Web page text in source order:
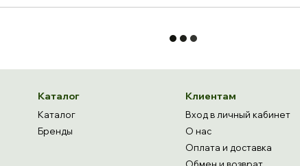
Каталог
Каталог
Бренды
Клиентам
Вход в личный кабинет
О нас
Оплата и доставка